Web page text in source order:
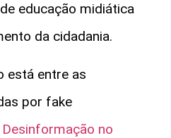
educação midiática
da cidadania.
está entre as
por fake
no